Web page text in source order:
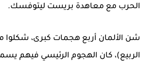
الحرب مع معاهدة بريست ليتوفسك.
شن الألمان أربع هجمات كبرى، شكلوا
الربيع)، كان الهجوم الرئيسي فيهم